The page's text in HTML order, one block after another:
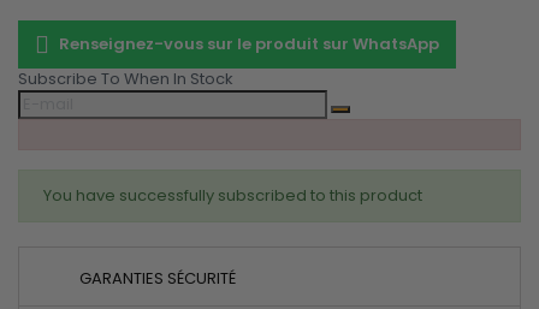
Renseignez-vous sur le produit sur WhatsApp
Subscribe To When In Stock
You have successfully subscribed to this product
GARANTIES SÉCURITÉ